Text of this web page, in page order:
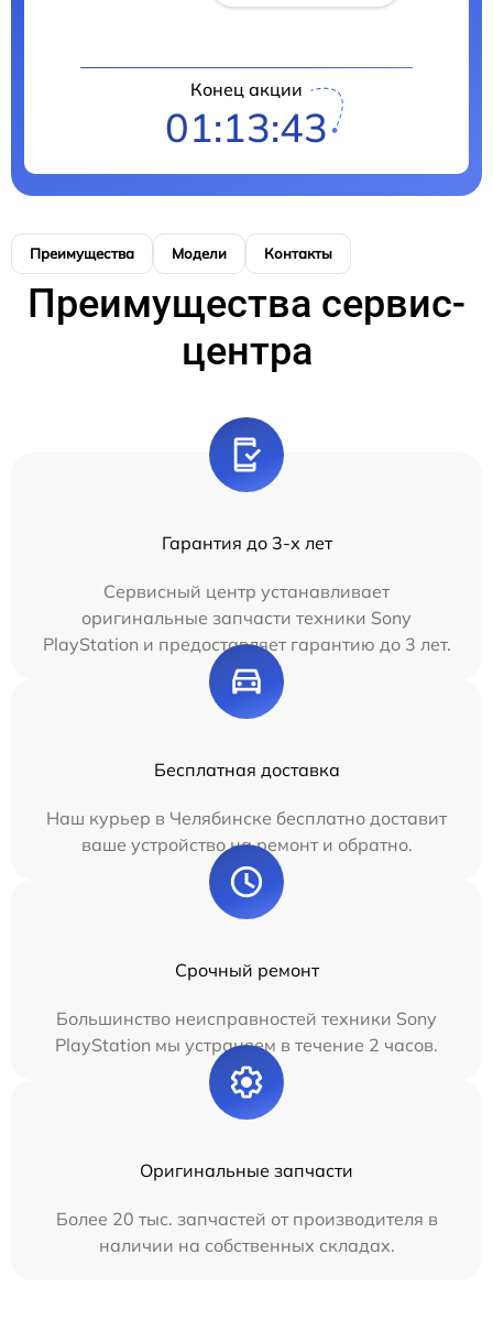
Конец акции
01:13:43
Преимущества Модели Контакты
Преимущества сервис-
центра
Гарантия до 3-х лет
Сервисный центр устанавливает
оригинальные запчасти техники Sony
PlayStation и предоставляет гарантию до 3 лет.
Бесплатная доставка
Наш курьер в Челябинске бесплатно доставит
ваше устройство на ремонт и обратно.
Срочный ремонт
Большинство неисправностей техники Sony
PlayStation мы устраняем в течение 2 часов.
Оригинальные запчасти
Более 20 тыс. запчастей от производителя в
наличии на собственных складах.